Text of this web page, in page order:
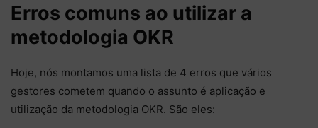
Erros comuns ao utilizar a
metodologia OKR
Hoje, nós montamos uma lista de 4 erros que vários
gestores cometem quando o assunto é aplicação e
utilização da metodologia OKR. São eles: